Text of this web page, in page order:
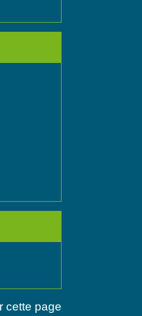
cette page